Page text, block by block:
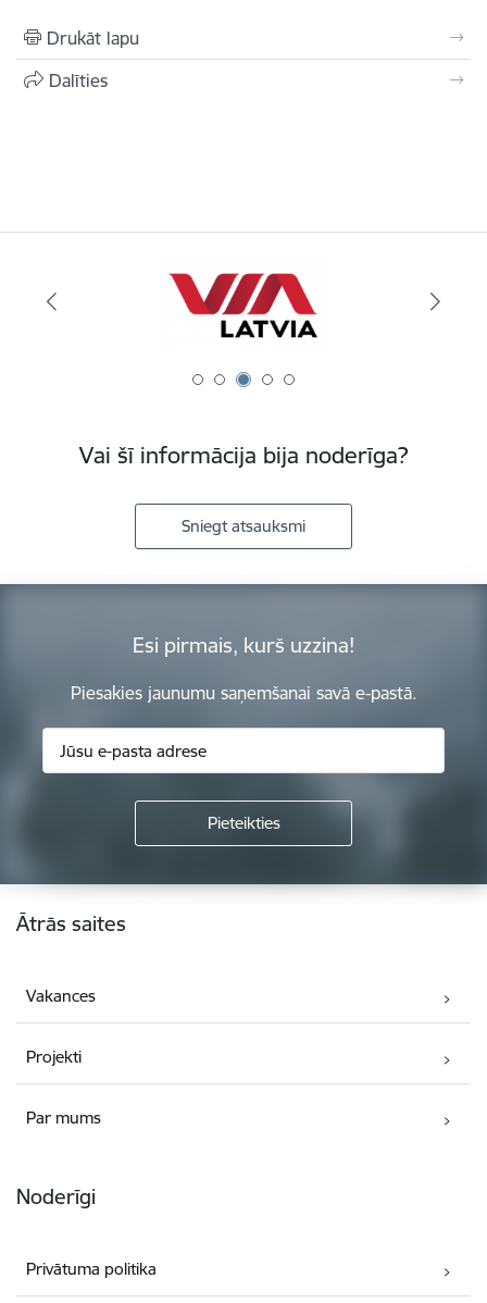
Drukāt lapu
Dalīties
Vai šī informācija bija noderīga?
Sniegt atsauksmi
Esi pirmais, kurš uzzina!
Piesakies jaunumu saņemšanai savā e-pastā.
Kājene
Ātrās saites
Vakances
Projekti
Par mums
Noderīgi
Privātuma politika